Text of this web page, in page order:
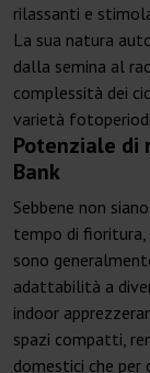
rilassanti e
La sua natura
dalla semina al
complessità dei
varietà
Potenziale di
Bank
Sebbene non
tempo di
sono
adattabilità a
indoor
spazi compatti,
domestici che per